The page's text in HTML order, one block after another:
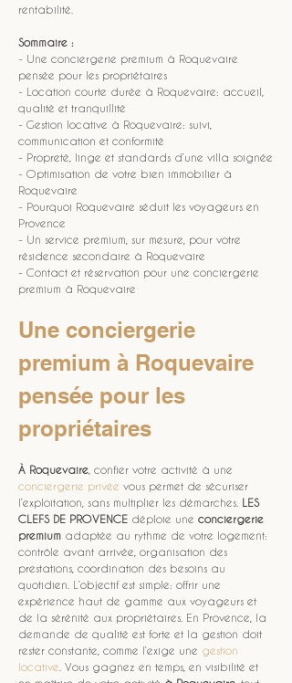
rentabilité.
Sommaire :
- Une conciergerie premium à Roquevaire
pensée pour les propriétaires
- Location courte durée à Roquevaire: accueil,
qualité et tranquillité
- Gestion locative à Roquevaire: suivi,
communication et conformité
- Propreté, linge et standards d’une villa soignée
- Optimisation de votre bien immobilier à
Roquevaire
- Pourquoi Roquevaire séduit les voyageurs en
Provence
- Un service premium, sur mesure, pour votre
résidence secondaire à Roquevaire
- Contact et réservation pour une conciergerie
premium à Roquevaire
Une conciergerie
premium à Roquevaire
pensée pour les
propriétaires
À Roquevaire , confier votre activité à une
conciergerie privée vous permet de sécuriser
l’exploitation, sans multiplier les démarches. LES
CLEFS DE PROVENCE déploie une conciergerie
premium adaptée au rythme de votre logement:
contrôle avant arrivée, organisation des
prestations, coordination des besoins au
quotidien. L’objectif est simple: offrir une
expérience haut de gamme aux voyageurs et
de la sérénité aux propriétaires. En Provence, la
demande de qualité est forte et la gestion doit
rester constante, comme l’exige une gestion
locative . Vous gagnez en temps, en visibilité et